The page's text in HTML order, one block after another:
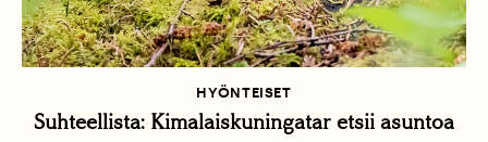
HYÖNTEISET
Suhteellista: Kimalaiskuningatar etsii asuntoa